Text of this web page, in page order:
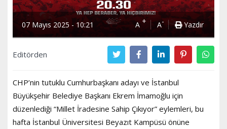
07 Mayıs 2025 - 10:21 A + A- Yazdır
Editörden
CHP’nin tutuklu Cumhurbaşkanı adayı ve İstanbul
Büyükşehir Belediye Başkanı Ekrem İmamoğlu için
düzenlediği “Millet İradesine Sahip Çıkıyor” eylemleri, bu
hafta İstanbul Üniversitesi Beyazıt Kampüsü önüne